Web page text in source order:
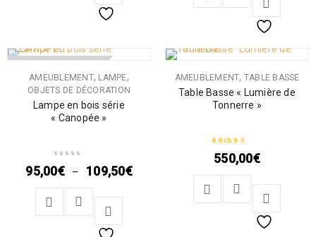
AMEUBLEMENT, LAMPE,
OBJETS DE DÉCORATION
Lampe en bois série
« Canopée »
95,00€ – 109,50€
AMEUBLEMENT, TABLE BASSE
Table Basse « Lumière de
Tonnerre »
Note5.00sur 5
550,00€